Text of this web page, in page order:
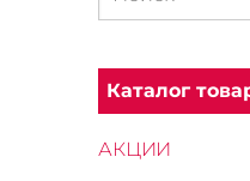
Каталог
АКЦИИ